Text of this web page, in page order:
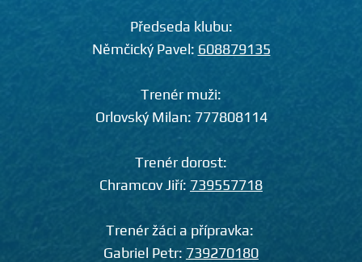
Předseda klubu:
Němčický Pavel: 608879135
Trenér muži:
Orlovský Milan: 777808114
Trenér dorost:
Chramcov Jiří: 739557718
Trenér žáci a přípravka:
Gabriel Petr: 739270180